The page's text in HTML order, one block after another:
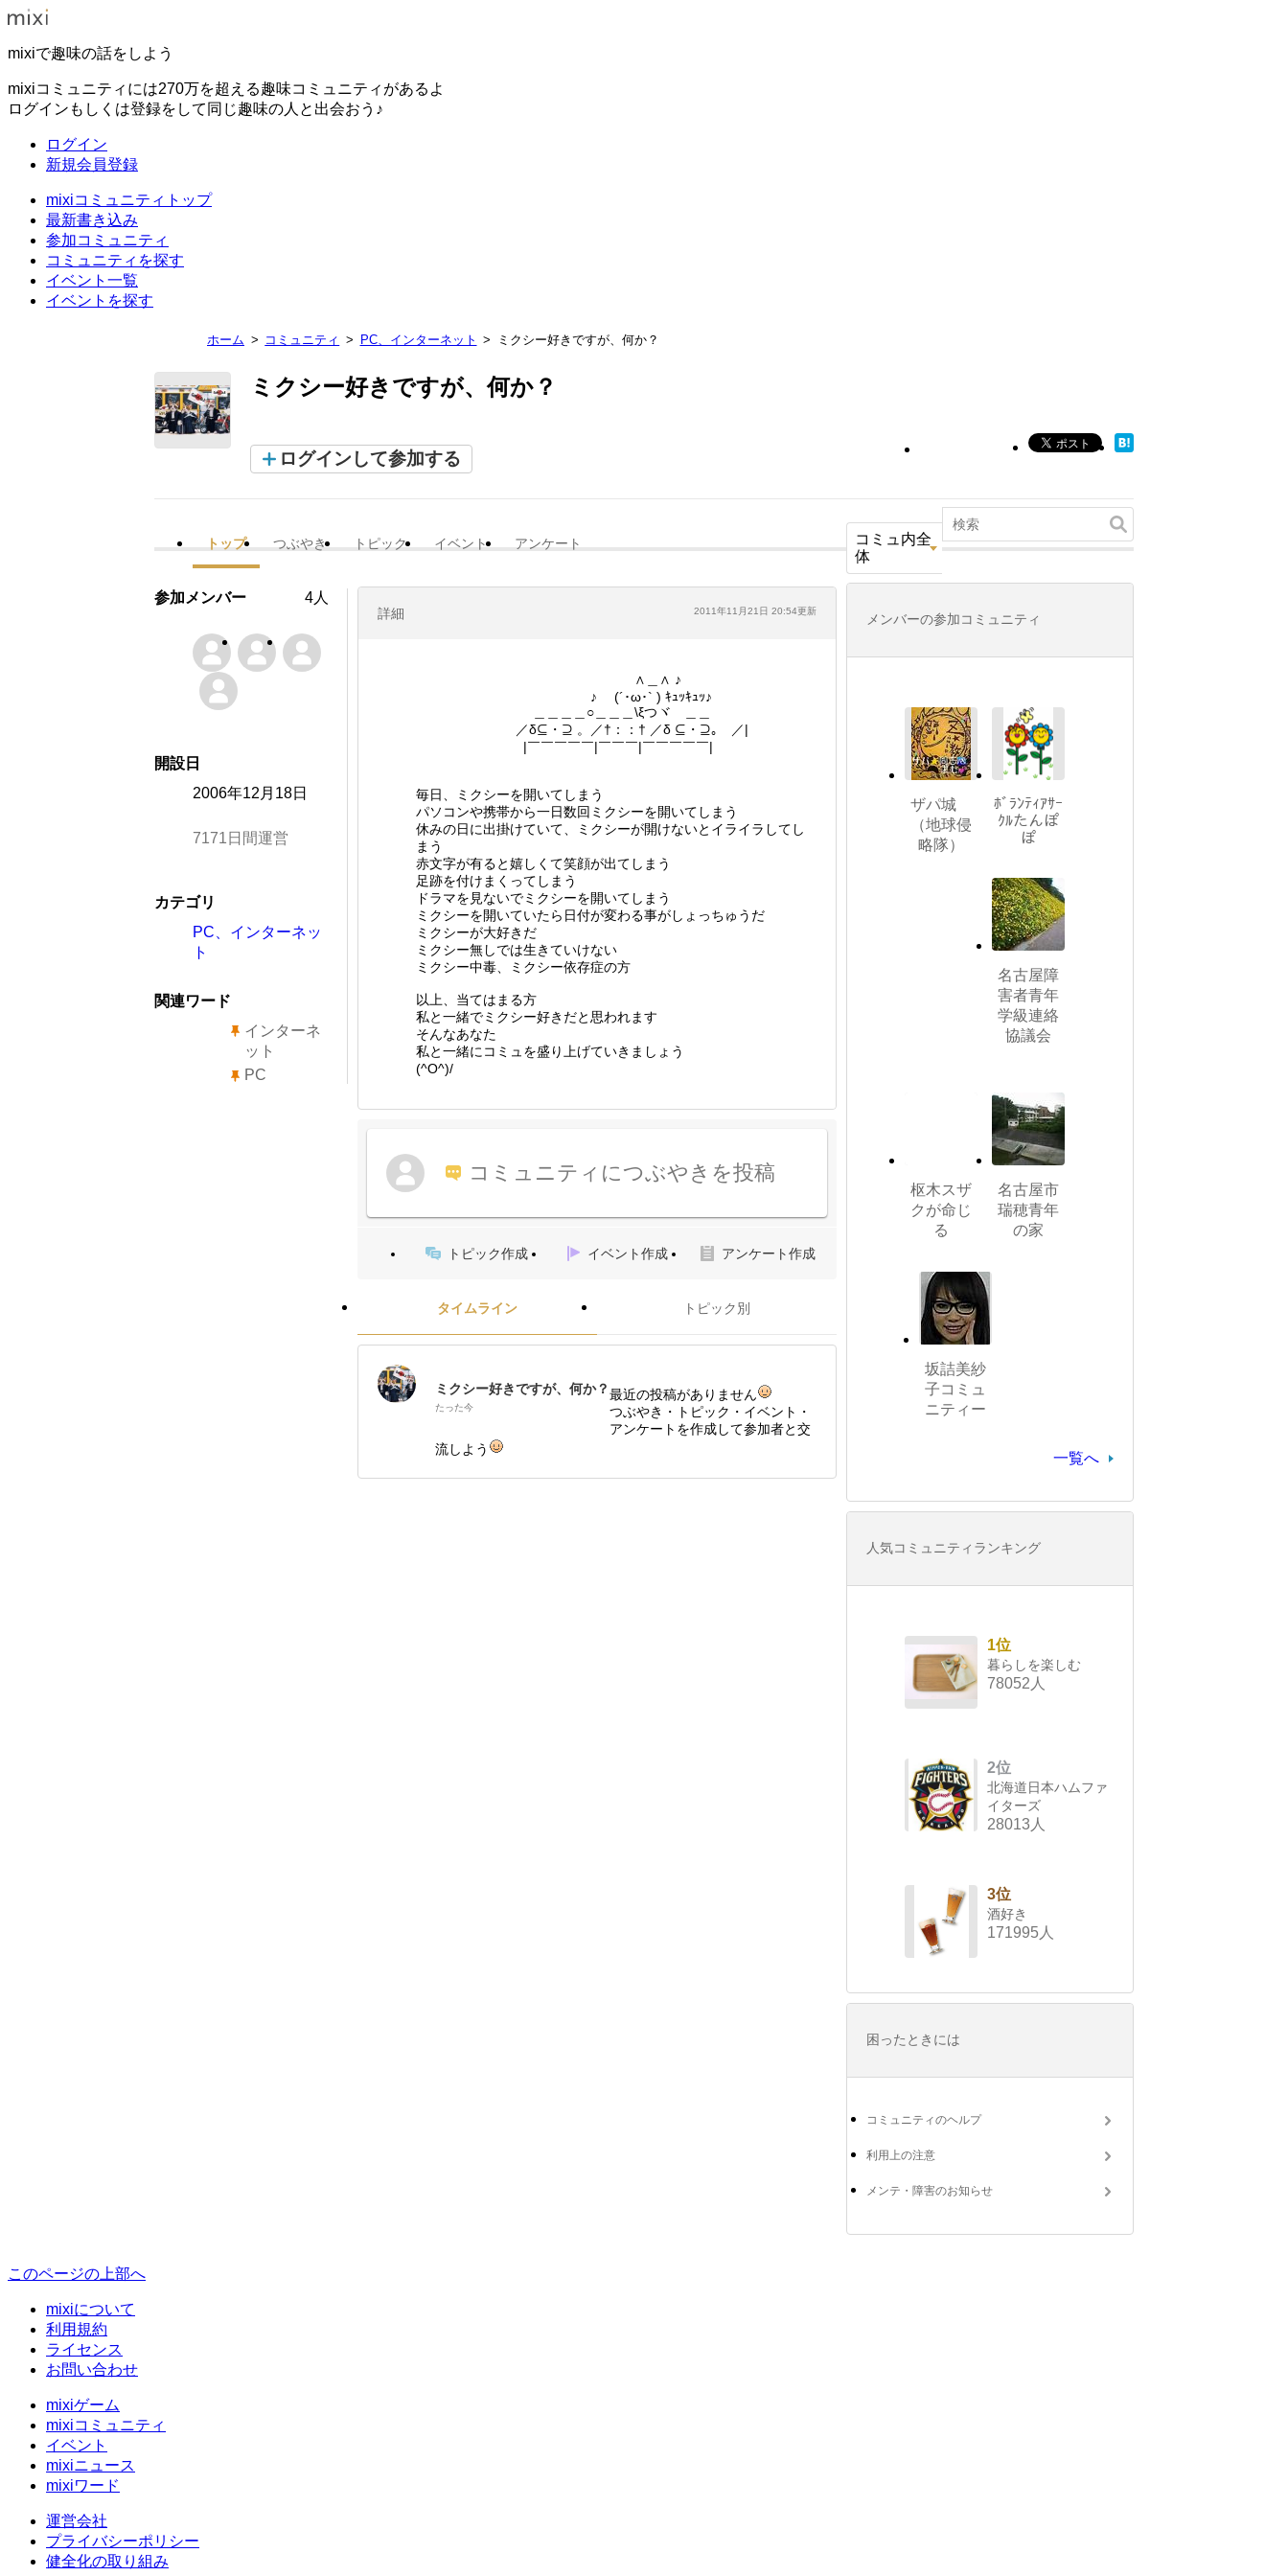
mixiで趣味の話をしよう
mixiコミュニティには270万を超える趣味コミュニティがあるよ
ログインもしくは登録をして同じ趣味の人と出会おう♪
ログイン
新規会員登録
mixiコミュニティトップ
最新書き込み
参加コミュニティ
コミュニティを探す
イベント一覧
イベントを探す
ホーム コミュニティ PC、インターネット ミクシー好きですが、何か？
ミクシー好きですが、何か？
ログインして参加する
トップ つぶやき トピック イベント アンケート
コミュ内全
体
詳細 2011年11月21日 20:54更新
∧＿∧ ♪
♪ (´･ω･` ) ｷｭｯｷｭｯ♪
＿＿＿＿○＿＿＿\ξつヾ ＿＿
／δ⊆・⊇ 。／†：：† ／δ ⊆・⊇｡ ／|
|￣￣￣￣￣|￣￣￣|￣￣￣￣￣|
毎日、ミクシーを開いてしまう
パソコンや携帯から一日数回ミクシーを開いてしまう
休みの日に出掛けていて、ミクシーが開けないとイライラしてし
まう
赤文字が有ると嬉しくて笑顔が出てしまう
足跡を付けまくってしまう
ドラマを見ないでミクシーを開いてしまう
ミクシーを開いていたら日付が変わる事がしょっちゅうだ
ミクシーが大好きだ
ミクシー無しでは生きていけない
ミクシー中毒、ミクシー依存症の方
以上、当てはまる方
私と一緒でミクシー好きだと思われます
そんなあなた
私と一緒にコミュを盛り上げていきましょう
(^O^)/
コミュニティにつぶやきを投稿
トピック作成 イベント作成 アンケート作成
タイムライン トピック別
ミクシー好きですが、何か？
たった今
最近の投稿がありません
つぶやき・トピック・イベント・
アンケートを作成して参加者と交
流しよう
参加メンバー 4人
開設日
2006年12月18日
7171日間運営
カテゴリ
PC、インターネッ
ト
関連ワード
インターネ
ット
PC
メンバーの参加コミュニティ
ザパ城
（地球侵
略隊）
ﾎﾞﾗﾝﾃｨｱｻｰ
ｸﾙたんぽ
ぽ
名古屋障
害者青年
学級連絡
協議会
枢木スザ
クが命じ
る
名古屋市
瑞穂青年
の家
坂詰美紗
子コミュ
ニティー
一覧へ
人気コミュニティランキング
1位
暮らしを楽しむ
78052人
2位
北海道日本ハムファ
イターズ
28013人
3位
酒好き
171995人
困ったときには
コミュニティのヘルプ
利用上の注意
メンテ・障害のお知らせ
このページの上部へ
mixiについて
利用規約
ライセンス
お問い合わせ
mixiゲーム
mixiコミュニティ
イベント
mixiニュース
mixiワード
運営会社
プライバシーポリシー
健全化の取り組み